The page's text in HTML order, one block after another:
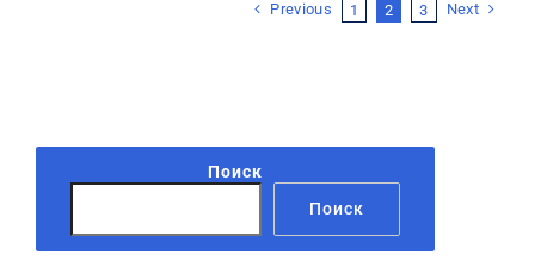
Previous 1 2 3 Next
Поиск
Поиск